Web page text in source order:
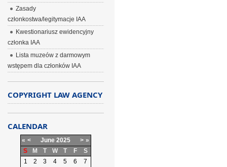
Zasady
członkostwa/legitymacje IAA
Kwestionariusz ewidencyjny
członka IAA
Lista muzeów z darmowym
wstępem dla członków IAA
COPYRIGHT LAW AGENCY
CALENDAR
« < June 2025 > »
S
M T W T F
S
1
2 3 4 5 6
7